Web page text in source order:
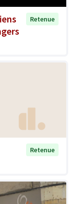
Retenue
Retenue